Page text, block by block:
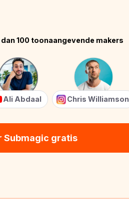
100 toonaangevende makers
Ali Abdaal Chris Williamson
Submagic gratis